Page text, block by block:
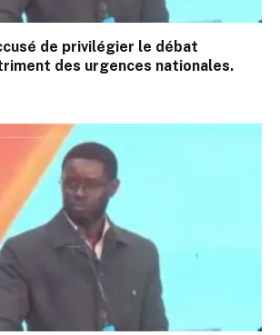
de privilégier le débat
des urgences nationales.